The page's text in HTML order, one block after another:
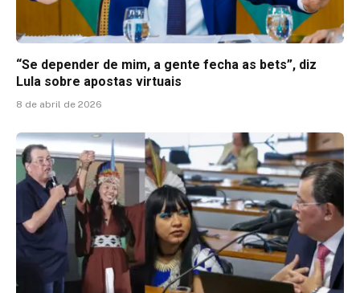
“Se depender de mim, a gente fecha as bets”, diz
Lula sobre apostas virtuais
8 de abril de 2026